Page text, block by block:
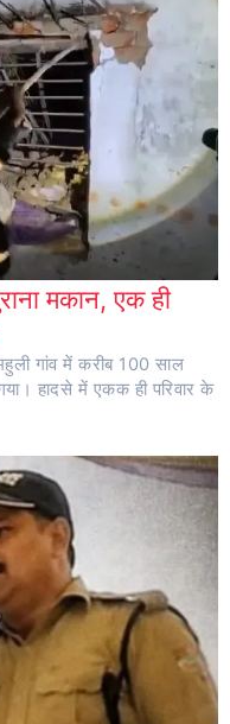
मकान, एक ही
गांव में करीब 100 साल
हादसे में एकक ही परिवार के